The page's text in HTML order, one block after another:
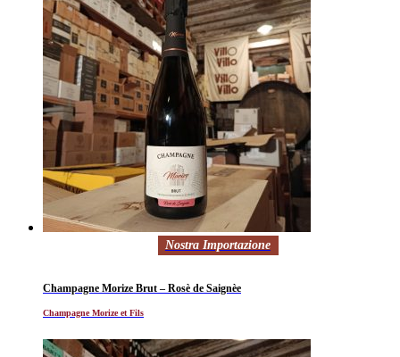
Nostra Importazione
Champagne Morize Brut – Rosè de Saignèe
Champagne Morize et Fils